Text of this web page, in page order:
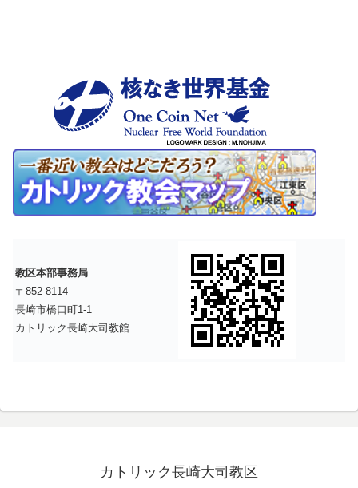
教区本部事務局
〒852-8114
長崎市橋口町1-1
カトリック長崎大司教館
カトリック長崎大司教区